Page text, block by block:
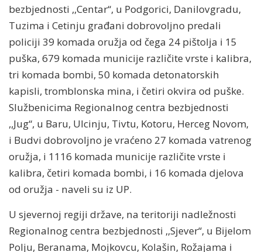
bezbjednosti ,,Centar“, u Podgorici, Danilovgradu,
Tuzima i Cetinju građani dobrovoljno predali
policiji 39 komada oružja od čega 24 pištolja i 15
puška, 679 komada municije različite vrste i kalibra,
tri komada bombi, 50 komada detonatorskih
kapisli, tromblonska mina, i četiri okvira od puške.
Službenicima Regionalnog centra bezbjednosti
,,Jug“, u Baru, Ulcinju, Tivtu, Kotoru, Herceg Novom,
i Budvi dobrovoljno je vraćeno 27 komada vatrenog
oružja, i 1116 komada municije različite vrste i
kalibra, četiri komada bombi, i 16 komada djelova
od oružja - naveli su iz UP.
U sjevernoj regiji države, na teritoriji nadležnosti
Regionalnog centra bezbjednosti ,,Sjever“, u Bijelom
Polju, Beranama, Mojkovcu, Kolašin, Rožajama i